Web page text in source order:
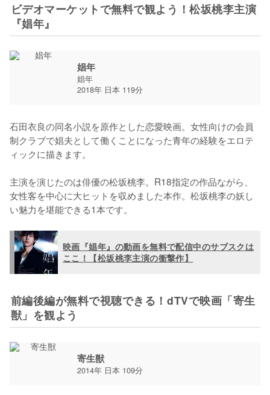
ビデオマーケットで無料で観よう！松坂桃李主演
『娼年』
娼年
娼年
2018年 日本 119分
石田衣良の同名小説を原作とした恋愛映画。女性向けの会員
制クラブで娼夫として働くことになった青年の経験をエロテ
ィックに描きます。
主演を演じたのは俳優の松坂桃李。R18指定の作品ながら、
女性客を中心に大ヒットを収めました本作。松坂桃李の妖し
い魅力を堪能できる1本です。
映画『娼年』の動画を無料で配信中のサブスクは
ここ！【松坂桃李主演の衝撃作】
前編後編が無料で視聴できる！dTVで映画「寄生
獣」を観よう
寄生獣
2014年 日本 109分